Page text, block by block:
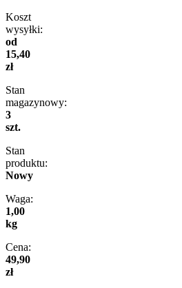
Koszt
wysyłki:
od
15,40
zł
Stan
magazynowy:
3
szt.
Stan
produktu:
Nowy
Waga:
1,00
kg
Cena:
49,90
zł